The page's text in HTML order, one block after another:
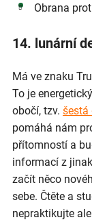
Obrana
14. lunární
Má ve znaku
To je
obočí, tzv. šestá
pomáhá nám
přítomností a
informací z
začít něco
sebe. Čtěte a
nepraktikujte